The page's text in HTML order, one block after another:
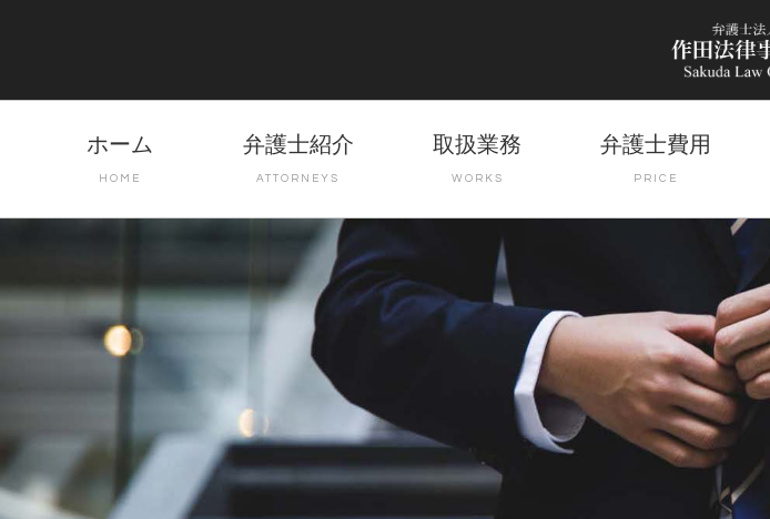
ホーム
HOME
弁護士紹介
ATTORNEYS
取扱業務
WORKS
弁護士費用
PRICE